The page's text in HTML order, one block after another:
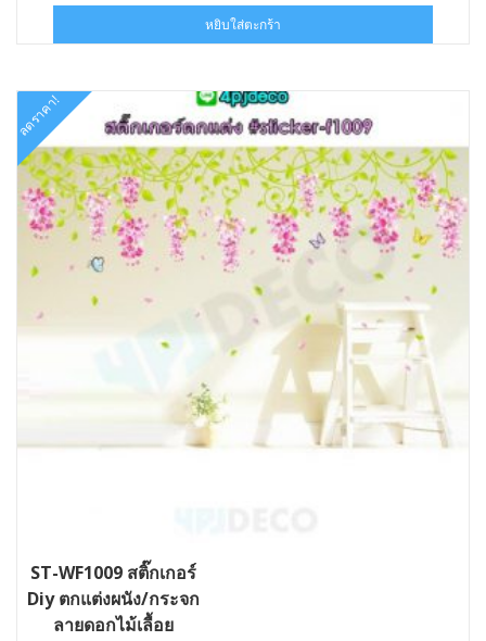
was:
฿399.00.฿182.00.
หยิบใส่ตะกร้า
ลดราคา!
ST-WF1009 สติ๊กเกอร์
Diy ตกแต่งผนัง/กระจก
ลายดอกไม้เลื้อย